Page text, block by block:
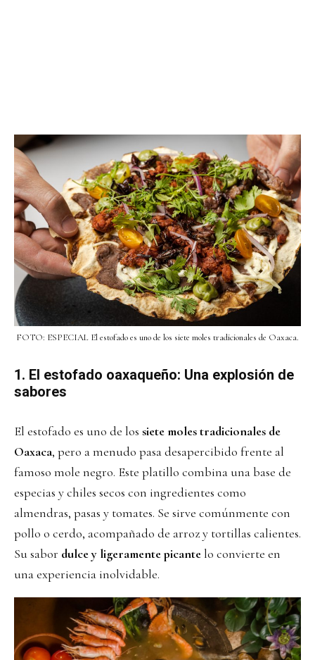
FOTO: ESPECIAL El estofado es uno de los siete moles tradicionales de Oaxaca.
1. El estofado oaxaqueño: Una explosión de
sabores
El estofado es uno de los siete moles tradicionales de
Oaxaca, pero a menudo pasa desapercibido frente al
famoso mole negro. Este platillo combina una base de
especias y chiles secos con ingredientes como
almendras, pasas y tomates. Se sirve comúnmente con
pollo o cerdo, acompañado de arroz y tortillas calientes.
Su sabor dulce y ligeramente picantelo convierte en
una experiencia inolvidable.